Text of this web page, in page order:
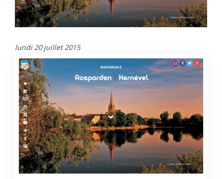
lundi 20 juillet 2015